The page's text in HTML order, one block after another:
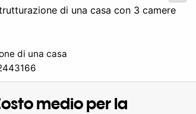
di una casa con 3 camere
di una casa
medio per la